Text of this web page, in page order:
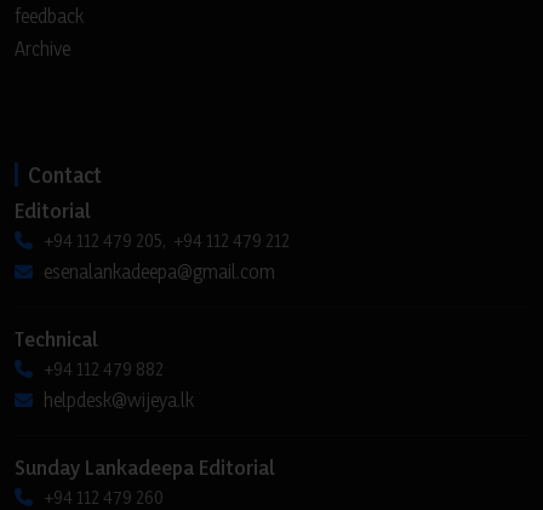
feedback
Archive
Contact
Editorial
+94 112 479 205, +94 112 479 212
esenalankadeepa@gmail.com
Technical
+94 112 479 882
helpdesk@wijeya.lk
Sunday Lankadeepa Editorial
+94 112 479 260